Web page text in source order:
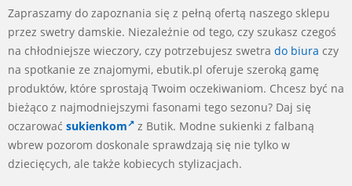
Zapraszamy do zapoznania się z pełną ofertą naszego sklepu
przez swetry damskie. Niezależnie od tego, czy szukasz czegoś
na chłodniejsze wieczory, czy potrzebujesz swetra do biura czy
na spotkanie ze znajomymi, ebutik.pl oferuje szeroką gamę
produktów, które sprostają Twoim oczekiwaniom. Chcesz być na
bieżąco z najmodniejszymi fasonami tego sezonu? Daj się
oczarować sukienkom
z Butik. Modne sukienki z falbaną
wbrew pozorom doskonale sprawdzają się nie tylko w
dziecięcych, ale także kobiecych stylizacjach.